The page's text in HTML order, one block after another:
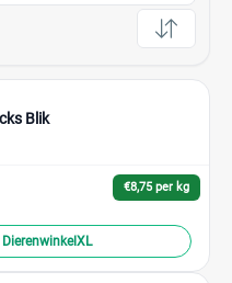
Blik
€8,75 per kg
DierenwinkelXL